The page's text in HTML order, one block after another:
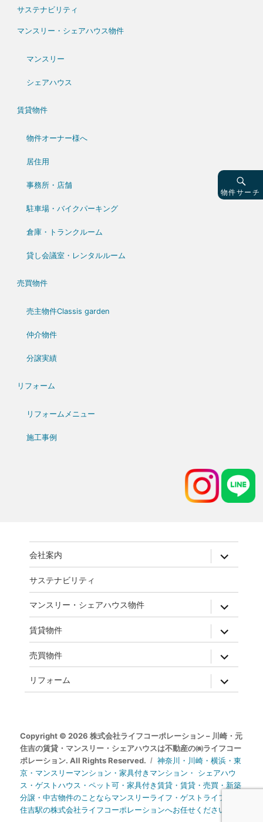
物件サーチ
サステナビリティ
マンスリー・シェアハウス物件
マンスリー
シェアハウス
賃貸物件
物件オーナー様へ
居住用
事務所・店舗
駐車場・バイクパーキング
倉庫・トランクルーム
貸し会議室・レンタルルーム
売買物件
売主物件Classis garden
仲介物件
分譲実績
リフォーム
リフォームメニュー
施工事例
会社案内 expand
child
menu
サステナビリティ
マンスリー・シェアハウス物件 expand
child
menu
賃貸物件 expand
child
menu
売買物件 expand
child
menu
リフォーム expand
child
menu
Copyright © 2026 株式会社ライフコーポレーション – 川崎・元
住吉の賃貸・マンスリー・シェアハウスは不動産の㈱ライフコー
ポレーション. All Rights Reserved.
神奈川・川崎・横浜・東
京・マンスリーマンション・家具付きマンション・ シェアハウ
ス・ゲストハウス・ペット可・家具付き賃貸・賃貸・売買・新築
分譲・中古物件のことならマンスリーライフ・ゲストライフ・元
住吉駅の株式会社ライフコーポレーションへお任せください。